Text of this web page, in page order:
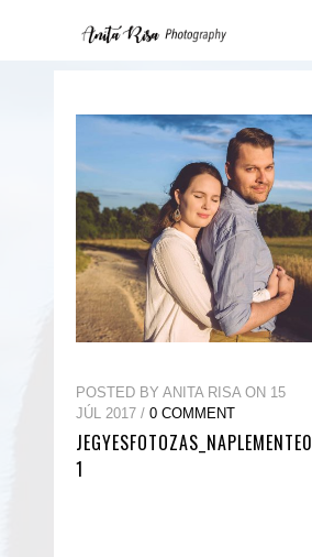
POSTED BY ANITA RISA ON 15
JÚL 2017 / 0 COMMENT
JEGYESFOTOZAS_NAPLEMENTE0
1